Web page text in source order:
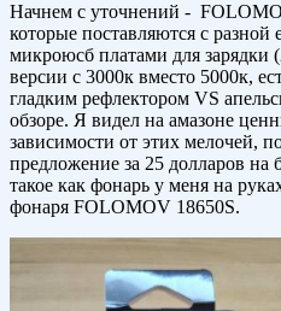
Начнем с уточнений -
которые поставляются с разной
микроюсб платами для зарядки
версии с 3000к вместо 5000к,
гладким рефлектором VS
обзоре. Я видел на амазоне
зависимости от этих мелочей,
предложение за 25 долларов на
такое как фонарь у меня на
фонаря FOLOMOV 18650S.